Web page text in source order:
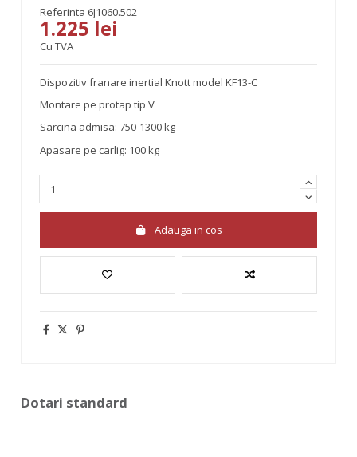
Referinta 6J1060.502
1.225 lei
Cu TVA
Dispozitiv franare inertial Knott model KF13-C
Montare pe protap tip V
Sarcina admisa: 750-1300 kg
Apasare pe carlig: 100 kg
Adauga in cos
Dotari standard